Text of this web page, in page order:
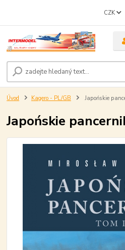
CZK
Úvod Kagero - PL/GB Japońskie
Japońskie